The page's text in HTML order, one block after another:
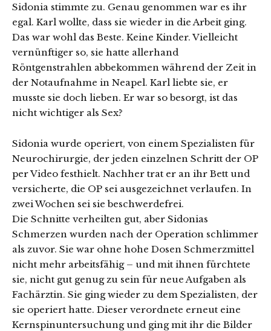
Sidonia stimmte zu. Genau genommen war es ihr
egal. Karl wollte, dass sie wieder in die Arbeit ging.
Das war wohl das Beste. Keine Kinder. Vielleicht
vernünftiger so, sie hatte allerhand
Röntgenstrahlen abbekommen während der Zeit in
der Notaufnahme in Neapel. Karl liebte sie, er
musste sie doch lieben. Er war so besorgt, ist das
nicht wichtiger als Sex?
Sidonia wurde operiert, von einem Spezialisten für
Neurochirurgie, der jeden einzelnen Schritt der OP
per Video festhielt. Nachher trat er an ihr Bett und
versicherte, die OP sei ausgezeichnet verlaufen. In
zwei Wochen sei sie beschwerdefrei.
Die Schnitte verheilten gut, aber Sidonias
Schmerzen wurden nach der Operation schlimmer
als zuvor. Sie war ohne hohe Dosen Schmerzmittel
nicht mehr arbeitsfähig – und mit ihnen fürchtete
sie, nicht gut genug zu sein für neue Aufgaben als
Fachärztin. Sie ging wieder zu dem Spezialisten, der
sie operiert hatte. Dieser verordnete erneut eine
Kernspinuntersuchung und ging mit ihr die Bilder